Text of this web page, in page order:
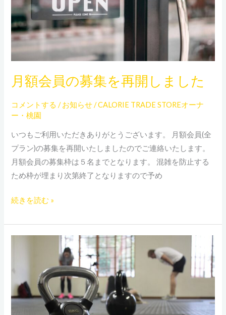
月額会員の募集を再開しました
コメントする /お知らせ/CALORIE TRADE STOREオーナ
ー・桃園
いつもご利用いただきありがとうございます。 月額会員(全
プラン)の募集を再開いたしましたのでご連絡いたします。
月額会員の募集枠は５名までとなります。 混雑を防止する
ため枠が埋まり次第終了となりますので予め
集
を
再
開
ま
た
続きを読む »
月
額